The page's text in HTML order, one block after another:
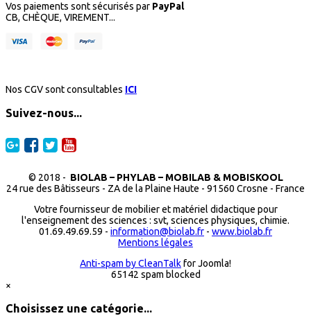
Vos paiements sont sécurisés par PayPal
CB, CHÈQUE, VIREMENT...
Nos CGV sont consultables ICI
Suivez-nous...
© 2018 - BIOLAB – PHYLAB – MOBILAB & MOBISKOOL
24 rue des Bâtisseurs - ZA de la Plaine Haute - 91560 Crosne - France
Votre fournisseur de mobilier et matériel didactique pour
l'enseignement des sciences : svt, sciences physiques, chimie.
01.69.49.69.59 - information@biolab.fr - www.biolab.fr
Mentions légales
Anti-spam by CleanTalkfor Joomla!
65142 spam blocked
×
Choisissez une catégorie...